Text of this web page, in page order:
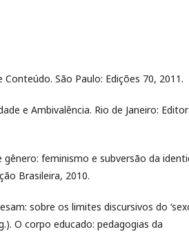
Conteúdo. São Paulo: Edições 70, 2011.
e Ambivalência. Rio de Janeiro:
gênero: feminismo e subversão da
Brasileira, 2010.
sobre os limites discursivos do
O corpo educado: pedagogias da